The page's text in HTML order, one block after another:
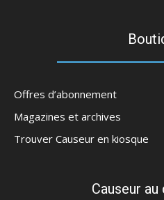
Offres d’abonnement
Magazines et archives
Trouver Causeur en kiosque
Causeur